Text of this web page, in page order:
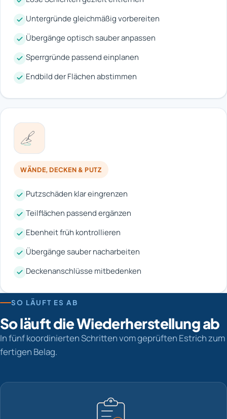
Untergründe gleichmäßig vorbereiten
Übergänge optisch sauber anpassen
Sperrgründe passend einplanen
Endbild der Flächen abstimmen
WÄNDE, DECKEN & PUTZ
Putzschäden klar eingrenzen
Teilflächen passend ergänzen
Ebenheit früh kontrollieren
Übergänge sauber nacharbeiten
Deckenanschlüsse mitbedenken
SO LÄUFT ES AB
So läuft die Wiederherstellung ab
In fünf koordinierten Schritten vom geprüften Estrich zum
fertigen Belag.